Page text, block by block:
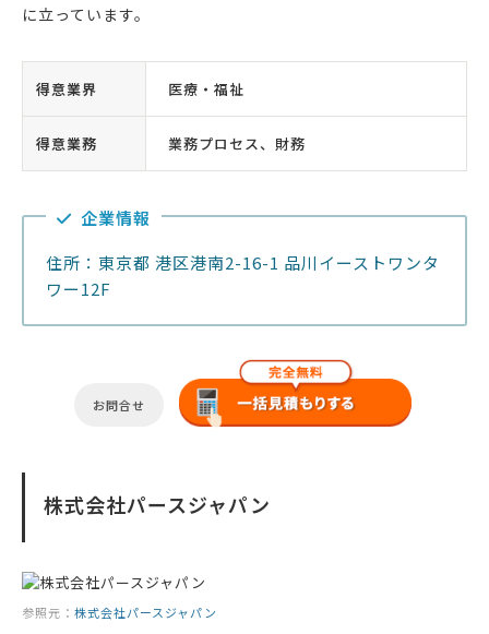
に立っています。
得意業界 医療・福祉
得意業務 業務プロセス、財務
企業情報
住所：東京都 港区港南2-16-1 品川イーストワンタ
ワー12F
お問合せ
株式会社パースジャパン
参照元： 株式会社パースジャパン